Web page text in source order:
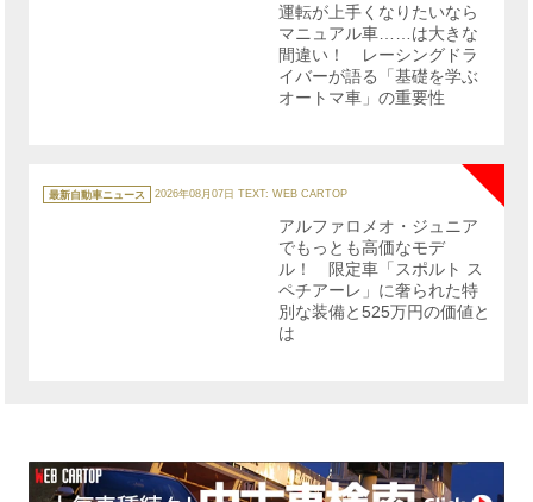
運転が上手くなりたいなら
マニュアル車……は大きな
間違い！ レーシングドラ
イバーが語る「基礎を学ぶ
オートマ車」の重要性
テ
ゴ
最新自動車ニュース 2026年08月07日 TEXT: WEB CARTOP
アルファロメオ・ジュニア
でもっとも高価なモデ
ル！ 限定車「スポルト ス
ペチアーレ」に奢られた特
別な装備と525万円の価値と
は